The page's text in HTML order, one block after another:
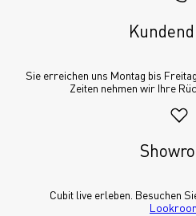
Sie erreichen uns Montag bis
Zeiten nehmen wir Ihre
Cubit live erleben. Besuchen